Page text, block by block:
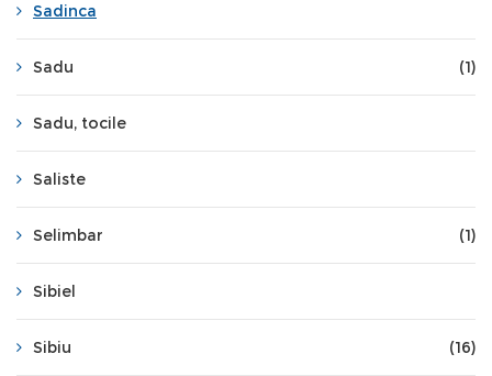
Sadinca
Sadu (1)
Sadu, tocile
Saliste
Selimbar (1)
Sibiel
Sibiu (16)